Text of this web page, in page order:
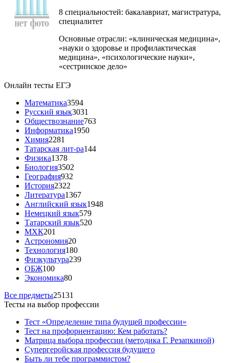
8 специальностей: бакалавриат, магистратура,
специалитет
Основные отрасли: «клиническая медицина»,
«науки о здоровье и профилактическая
медицина», «психологические науки»,
«сестринское дело»
Онлайн тесты ЕГЭ
Математика3594
Русский язык3031
Обществознание763
Информатика1950
Химия2281
Татарская лит-ра144
Физика1378
Биология3502
География932
История2322
Литература1367
Английский язык1948
Немецкий язык579
Татарский язык520
МХК201
Астрономия20
Технология180
Физкультура239
ОБЖ100
Экономика80
Все предметы25131
Тесты на выбор профессии
Тест «Определение типа будущей профессии»
Тест на профориентацию: Кем работать?
Матрица выбора профессии (методика Г. Резапкиной)
Супергеройская профессия будущего
Быть ли тебе программистом?